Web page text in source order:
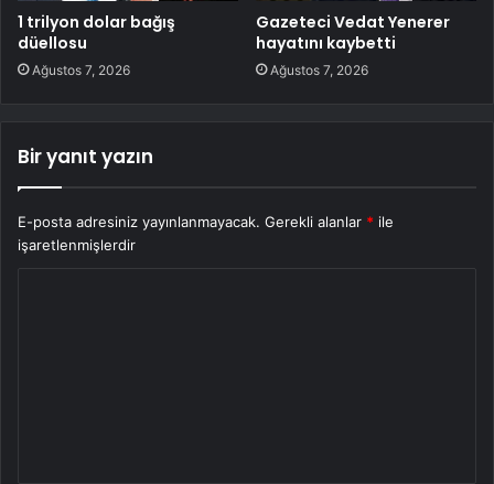
1 trilyon dolar bağış
düellosu
Ağustos 7, 2026
Gazeteci Vedat Yenerer
hayatını kaybetti
Ağustos 7, 2026
Bir yanıt yazın
E-posta adresiniz yayınlanmayacak. Gerekli alanlar * ile
işaretlenmişlerdir